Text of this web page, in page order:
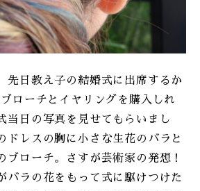
先日教え子の結婚式に出席するか
ローチとイヤリングを購入しれ
当日の写真を見せてもらいまし
ドレスの胸に小さな生花のバラと
ブローチ。さすが芸術家の発想！
バラの花をもって式に駆けつけた